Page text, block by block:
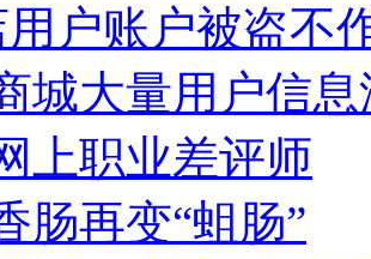
用户账户被盗不
城大量用户信息
上职业差评师
肠再变“蛆肠”